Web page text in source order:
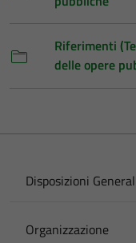
Riferimenti
delle opere
Disposizioni
Organizzazione